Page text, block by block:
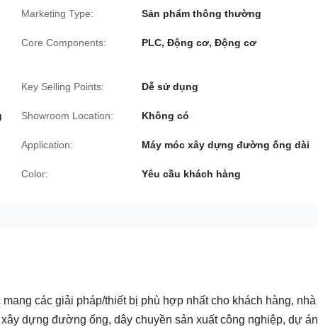
Marketing Type: Sản phẩm thông thường
Core Components: PLC, Động cơ, Động cơ
Key Selling Points: Dễ sử dụng
Showroom Location: Không có
Application: Máy móc xây dựng đường ống dài
Color: Yêu cầu khách hàng
các giải pháp/thiết bị phù hợp nhất cho khách hàng, nhà
dựng đường ống, dây chuyền sản xuất công nghiệp, dự án